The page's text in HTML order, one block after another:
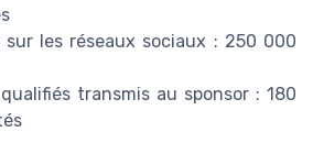
sur les réseaux sociaux : 250 000
transmis au sponsor : 180